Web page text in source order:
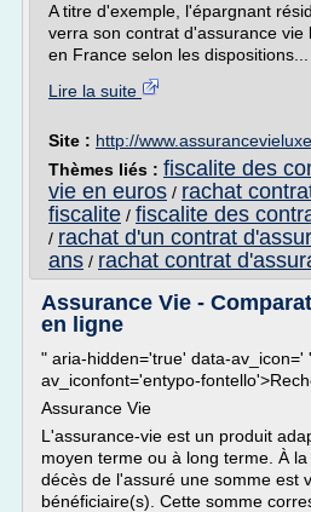
A titre d'exemple, l'épargnant
verra son contrat d'assurance vie
en France selon les dispositions...
Lire la suite
Site : http://
Thèmes liés : fiscalite des
vie en euros / rachat
fiscalite / fiscalite des
/ rachat d'un contrat
ans / rachat contrat
Assurance Vie -
en ligne
" aria-hidden='true' data-av_icon='
av_iconfont='entypo-
Assurance Vie
L'assurance-vie est un produit
moyen terme ou à long terme. À
décès de l'assuré une somme est
bénéficiaire(s). Cette somme